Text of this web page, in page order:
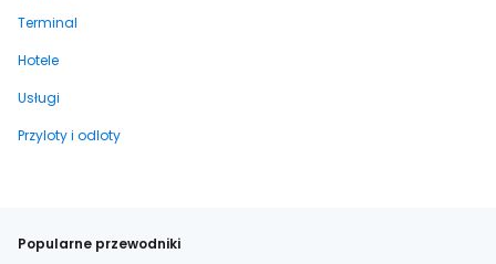
Terminal
Hotele
Usługi
Przyloty i odloty
Popularne przewodniki